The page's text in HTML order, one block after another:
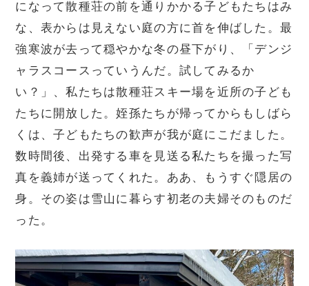
になって散種荘の前を通りかかる子どもたちはみ
な、表からは見えない庭の方に首を伸ばした。最
強寒波が去って穏やかな冬の昼下がり、「デンジ
ャラスコースっていうんだ。試してみるか
い？」、私たちは散種荘スキー場を近所の子ども
たちに開放した。姪孫たちが帰ってからもしばら
くは、子どもたちの歓声が我が庭にこだました。
数時間後、出発する車を見送る私たちを撮った写
真を義姉が送ってくれた。ああ、もうすぐ隠居の
身。その姿は雪山に暮らす初老の夫婦そのものだ
った。